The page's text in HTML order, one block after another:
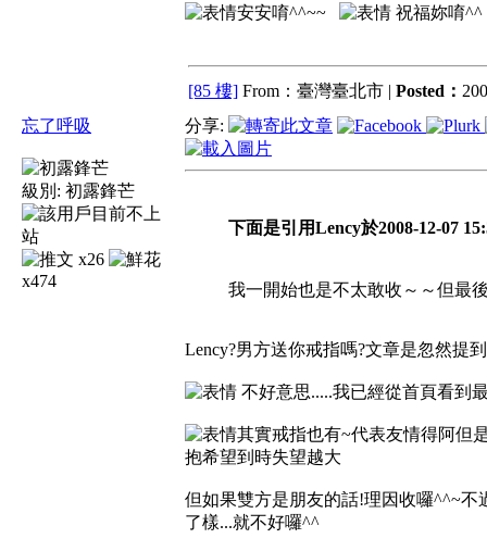
安安唷^^~~ 祝福妳唷^^
[85 樓] From：臺灣臺北市 | Posted：
忘了呼吸
級別: 初露鋒芒
x26
x474
分享:
下面是引用Lency於2008-12-07
我一開始也是不太敢收～～但最
Lency?男方送你戒指嗎?文章是忽然提
不好意思.....我已經從首頁看到
其實戒指也有~代表友情得阿但
抱希望到時失望越大
但如果雙方是朋友的話!理因收囉^^~不
了樣...就不好囉^^